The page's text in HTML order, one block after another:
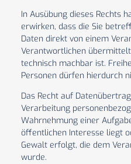
In Ausübung dieses Rechts
erwirken, dass die Sie
Daten direkt von einem
Verantwortlichen
technisch machbar ist.
Personen dürfen hierdurch
Das Recht auf
Verarbeitung
Wahrnehmung einer
öffentlichen Interesse liegt
Gewalt erfolgt, die dem
wurde.